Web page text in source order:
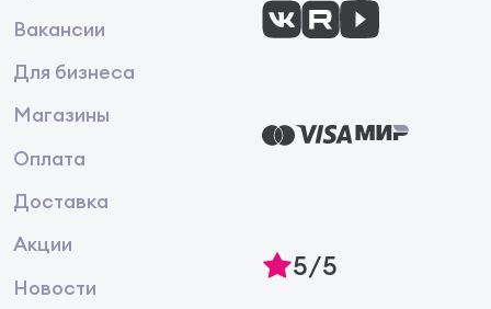
Вакансии
Для бизнеса
Магазины
Оплата
Доставка
Акции
Новости
5/5